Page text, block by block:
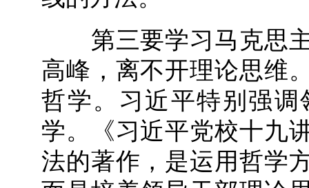
第三要学习马克思主
高峰，离不开理论思维
哲学。习近平特别强
学。《习近平党校十九
法的著作，是运用哲学